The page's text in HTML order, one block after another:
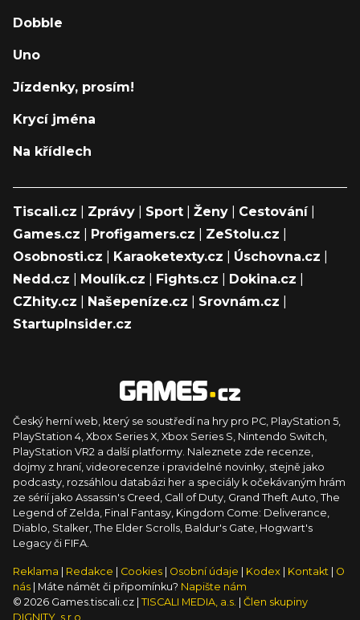
Dobble
Uno
Jízdenky, prosím!
Krycí jména
Na křídlech
Tiscali.cz Zprávy Sport Ženy Cestování|
Games.cz
Profigamers.cz ZeStolu.cz
Osobnosti.cz
Karaoketexty.cz Úschovna.cz
Nedd.cz
Moulík.cz Fights.cz Dokina.cz
CZhity.cz
Našepeníze.cz Srovnám.cz
StartupInsider.cz
Český herní web, který se soustředí na hry pro PC, PlayStation 5,
PlayStation 4, Xbox Series X, Xbox Series S, Nintendo Switch,
PlayStation VR2 a další platformy. Naleznete zde recenze,
dojmy z hraní, videorecenze i pravidelné novinky, stejně jako
podcasty, rozsáhlou databázi her a speciály k očekávaným hrám
ze sérií jako Assassin's Creed, Call of Duty, Grand Theft Auto, The
Legend of Zelda, Final Fantasy, Kingdom Come: Deliverance,
Diablo, Stalker, The Elder Scrolls, Baldur's Gate, Hogwart's
Legacy či FIFA.
Reklama Redakce Cookies Osobní údaje Kodex Kontakt
O
nás
| Máte námět či připomínku? Napište nám
© 2026 Games.tiscali.cz | TISCALI MEDIA, a.s.
Člen skupiny
DIGNITY, s.r.o.